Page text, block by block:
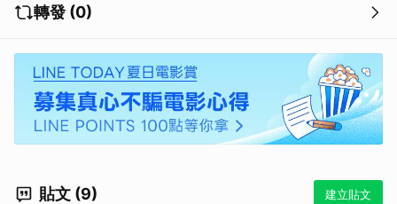
轉發 (0)
貼文 (9) 建立貼文